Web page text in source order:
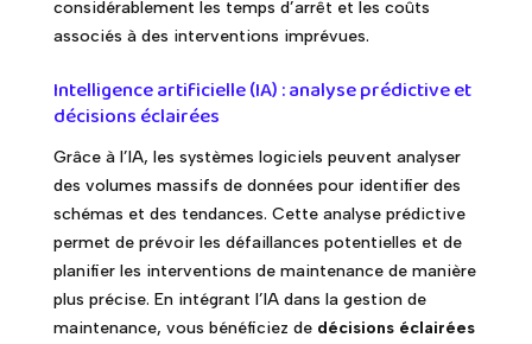
considérablement les temps d’arrêt et les coûts
associés à des interventions imprévues.
Intelligence artificielle (IA) : analyse prédictive et
décisions éclairées
Grâce à l’IA, les systèmes logiciels peuvent analyser
des volumes massifs de données pour identifier des
schémas et des tendances. Cette analyse prédictive
permet de prévoir les défaillances potentielles et de
planifier les interventions de maintenance de manière
plus précise. En intégrant l’IA dans la gestion de
maintenance, vous bénéficiez de décisions éclairées